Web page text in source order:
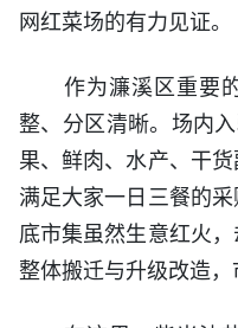
网红菜场的有力见证。
作为濂溪区重要
整、分区清晰。场内
果、鲜肉、水产、干
满足大家一日三餐的
底市集虽然生意红火
整体搬迁与升级改造，